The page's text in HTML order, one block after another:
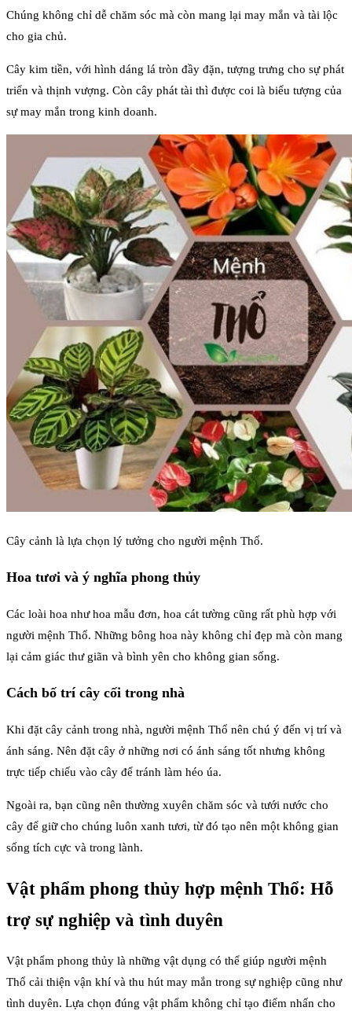
Chúng không chỉ dễ chăm sóc mà còn mang lại may mắn và tài lộc
cho gia chủ.
Cây kim tiền, với hình dáng lá tròn đầy đặn, tượng trưng cho sự phát
triển và thịnh vượng. Còn cây phát tài thì được coi là biểu tượng của
sự may mắn trong kinh doanh.
Cây cảnh là lựa chọn lý tưởng cho người mệnh Thổ.
Hoa tươi và ý nghĩa phong thủy
Các loài hoa như hoa mẫu đơn, hoa cát tường cũng rất phù hợp với
người mệnh Thổ. Những bông hoa này không chỉ đẹp mà còn mang
lại cảm giác thư giãn và bình yên cho không gian sống.
Cách bố trí cây cối trong nhà
Khi đặt cây cảnh trong nhà, người mệnh Thổ nên chú ý đến vị trí và
ánh sáng. Nên đặt cây ở những nơi có ánh sáng tốt nhưng không
trực tiếp chiếu vào cây để tránh làm héo úa.
Ngoài ra, bạn cũng nên thường xuyên chăm sóc và tưới nước cho
cây để giữ cho chúng luôn xanh tươi, từ đó tạo nên một không gian
sống tích cực và trong lành.
Vật phẩm phong thủy hợp mệnh Thổ: Hỗ
trợ sự nghiệp và tình duyên
Vật phẩm phong thủy là những vật dụng có thể giúp người mệnh
Thổ cải thiện vận khí và thu hút may mắn trong sự nghiệp cũng như
tình duyên. Lựa chọn đúng vật phẩm không chỉ tạo điểm nhấn cho